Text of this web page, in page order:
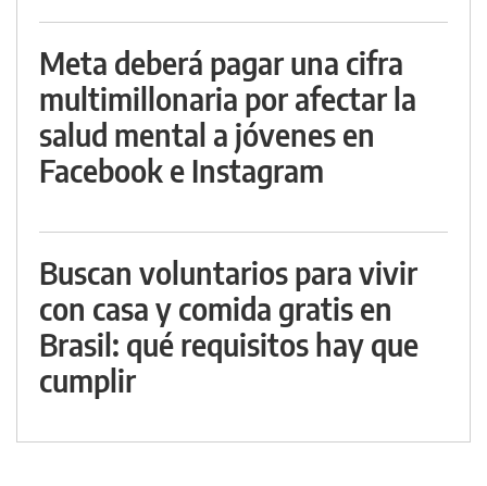
Meta deberá pagar una cifra
multimillonaria por afectar la
salud mental a jóvenes en
Facebook e Instagram
Buscan voluntarios para vivir
con casa y comida gratis en
Brasil: qué requisitos hay que
cumplir